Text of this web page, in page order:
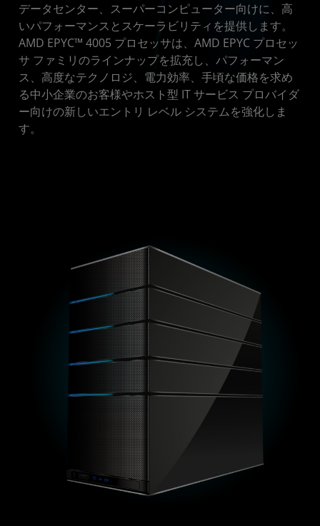
データセンター、スーパーコンピューター向けに、高
いパフォーマンスとスケーラビリティを提供します。
AMD EPYC™ 4005 プロセッサは、AMD EPYC プロセッ
サ ファミリのラインナップを拡充し、パフォーマン
ス、高度なテクノロジ、電力効率、手頃な価格を求め
る中小企業のお客様やホスト型 IT サービス プロバイダ
ー向けの新しいエントリ レベル システムを強化しま
す。